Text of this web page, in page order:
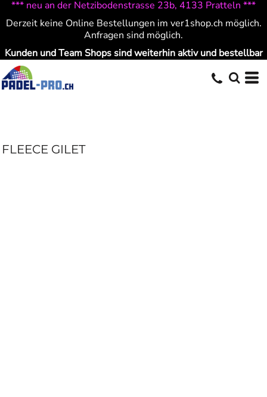
*** neu an der Netzibodenstrasse 23b, 4133 Pratteln ***
Derzeit keine Online Bestellungen im ver1shop.ch möglich.
Anfragen sind möglich.
Kunden und Team Shops sind weiterhin aktiv und bestellbar
FLEECE GILET